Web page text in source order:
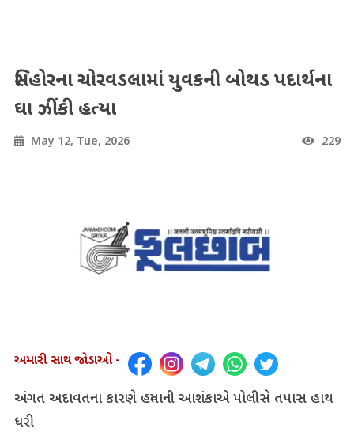
સિહોરના ચોરવડલામાં યુવકની બોથડ પદાર્થના
ઘા ઝીંકી હત્યા
May 12, Tue, 2026 229
અમારી સાથ જોડાઓ -
અંગત અદાવતના કારણે હત્યાની આશંકાએ પોલીસે તપાસ હાથ
ધરી